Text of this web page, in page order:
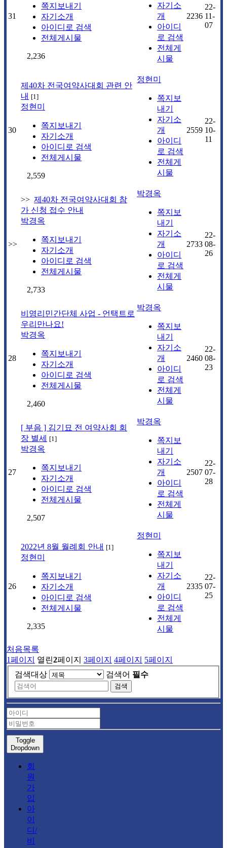
31
쪽지보내기
자기소개
아이디로 검색
전체게시물
2,236
자기소
개
아이디
로 검색
전체게
시물
2236
22-
11-
07
30
제40차 전국여약사대회 관련 안
내 [1 ]
정현미
쪽지보내기
자기소개
아이디로 검색
전체게시물
2,559
정현미
쪽지보
내기
자기소
개
아이디
로 검색
전체게
시물
2559
22-
10-
11
>>
>> 제40차 전국여약사대회 참
가 신청 접수 안내
박경옥
쪽지보내기
자기소개
아이디로 검색
전체게시물
2,733
박경옥
쪽지보
내기
자기소
개
아이디
로 검색
전체게
시물
2733
22-
08-
26
28
비영리민간단체 사업 - 언택트로
우리만나요!
박경옥
쪽지보내기
자기소개
아이디로 검색
전체게시물
2,460
박경옥
쪽지보
내기
자기소
개
아이디
로 검색
전체게
시물
2460
22-
08-
23
27
[ 부음 ] 김기묘 전 여약사회 회
장 별세
[1 ]
박경옥
쪽지보내기
자기소개
아이디로 검색
전체게시물
2,507
박경옥
쪽지보
내기
자기소
개
아이디
로 검색
전체게
시물
2507
22-
07-
28
26
2022년 8월 월례회 안내 [1 ]
정현미
쪽지보내기
자기소개
아이디로 검색
전체게시물
2,335
정현미
쪽지보
내기
자기소
개
아이디
로 검색
전체게
시물
2335
22-
07-
25
처음목록
1페이지 열린2페이지 3페이지 4페이지 5페이지
검색대상
검색어 필수
검색
Toggle
Dropdown
회
원
가
입
아
이
디/
비